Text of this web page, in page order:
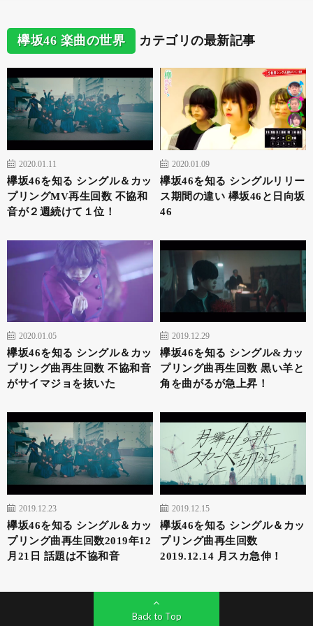
欅坂46 楽曲の世界 カテゴリの最新記事
2020.01.11
欅坂46を知る シングル＆カッ
プリングMV再生回数 不協和
音が２週続けて１位！
2020.01.09
欅坂46を知る シングルリリー
ス期間の違い 欅坂46と日向坂
46
2020.01.05
欅坂46を知る シングル＆カッ
プリング曲再生回数 不協和音
がサイマジョを抜いた
2019.12.29
欅坂46を知る シングル&カッ
プリング曲再生回数 黒い羊と
角を曲がるが急上昇！
2019.12.23
欅坂46を知る シングル＆カッ
プリング曲再生回数2019年12
月21日 話題は不協和音
2019.12.15
欅坂46を知る シングル＆カッ
プリング曲再生回数
2019.12.14 月スカ急伸！
Back to Top